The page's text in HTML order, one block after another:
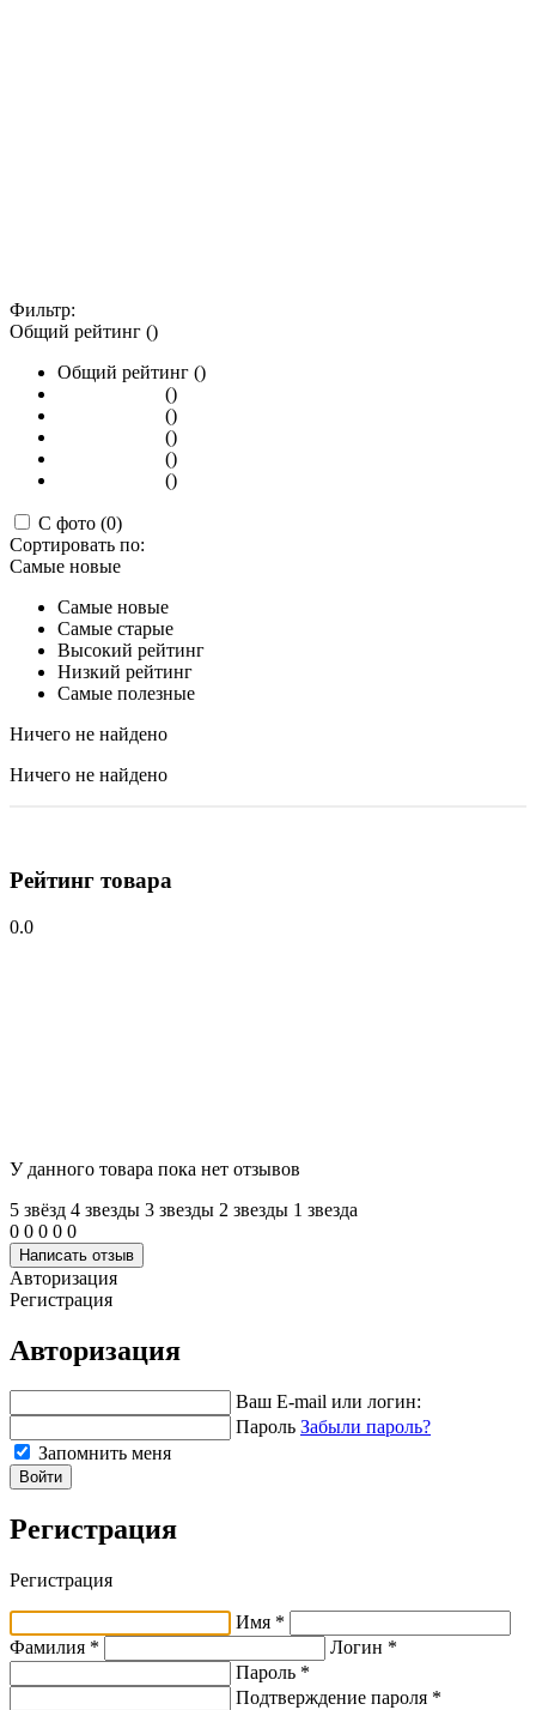
Фильтр:
Общий рейтинг ()
Общий рейтинг ()
()
()
()
()
()
С фото (0)
Сортировать по:
Самые новые
Самые новые
Самые старые
Высокий рейтинг
Низкий рейтинг
Самые полезные
Ничего не найдено
Ничего не найдено
Рейтинг товара
0.0
У данного товара пока нет отзывов
5 звёзд 4 звeзды 3 звeзды 2 звeзды 1 звeзда
0 0 0 0 0
Написать отзыв
Авторизация
Регистрация
Авторизация
Ваш E-mail или логин:
Пароль Забыли пароль?
Запомнить меня
Войти
Регистрация
Регистрация
Имя *
Фамилия *
Логин *
Пароль *
Подтверждение пароля *